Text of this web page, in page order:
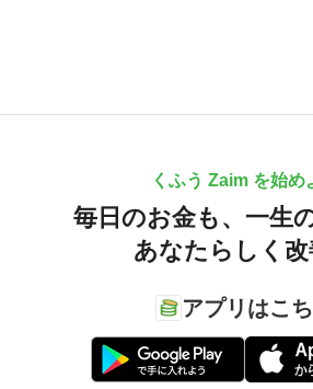
くふう Zaim を始め
毎日のお金も、 一生
あなたらしく改
アプリはこ